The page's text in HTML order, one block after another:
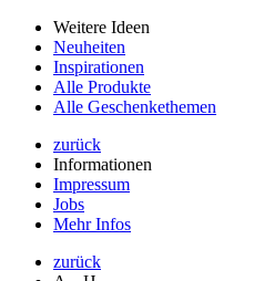
Weitere Ideen
Neuheiten
Inspirationen
Alle Produkte
Alle Geschenkethemen
zurück
Informationen
Impressum
Jobs
Mehr Infos
zurück